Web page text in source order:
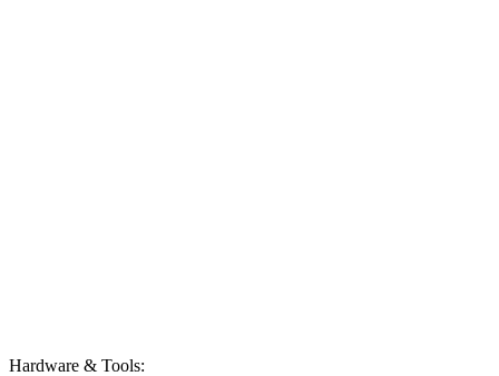
Hardware & Tools: